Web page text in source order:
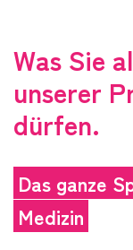
Was Sie
unserer
dürfen.
Das ganze
Medizin